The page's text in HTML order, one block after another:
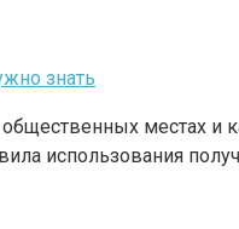
знать
местах и
использования